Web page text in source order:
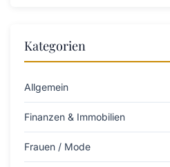
Kategorien
Allgemein
Finanzen & Immobilien
Frauen / Mode